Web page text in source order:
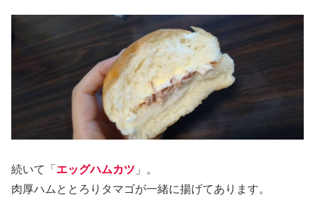
続いて「 エッグハムカツ 」。
肉厚ハムととろりタマゴが一緒に揚げてあります。